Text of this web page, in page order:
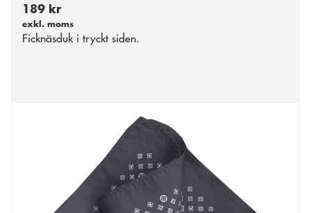
189 kr
exkl. moms
Ficknäsduk i tryckt siden.